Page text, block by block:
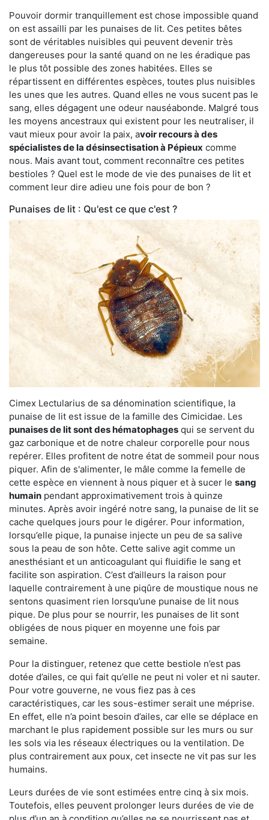
Pouvoir dormir tranquillement est chose impossible quand
on est assailli par les punaises de lit. Ces petites bêtes
sont de véritables nuisibles qui peuvent devenir très
dangereuses pour la santé quand on ne les éradique pas
le plus tôt possible des zones habitées. Elles se
répartissent en différentes espèces, toutes plus nuisibles
les unes que les autres. Quand elles ne vous sucent pas le
sang, elles dégagent une odeur nauséabonde. Malgré tous
les moyens ancestraux qui existent pour les neutraliser, il
vaut mieux pour avoir la paix, avoir recours à des
spécialistes de la désinsectisation à Pépieux comme
nous. Mais avant tout, comment reconnaître ces petites
bestioles ? Quel est le mode de vie des punaises de lit et
comment leur dire adieu une fois pour de bon ?
Punaises de lit : Qu'est ce que c'est ?
Cimex Lectularius de sa dénomination scientifique, la
punaise de lit est issue de la famille des Cimicidae. Les
punaises de lit sont des hématophages qui se servent du
gaz carbonique et de notre chaleur corporelle pour nous
repérer. Elles profitent de notre état de sommeil pour nous
piquer. Afin de s'alimenter, le mâle comme la femelle de
cette espèce en viennent à nous piquer et à sucer le sang
humain pendant approximativement trois à quinze
minutes. Après avoir ingéré notre sang, la punaise de lit se
cache quelques jours pour le digérer. Pour information,
lorsqu’elle pique, la punaise injecte un peu de sa salive
sous la peau de son hôte. Cette salive agit comme un
anesthésiant et un anticoagulant qui fluidifie le sang et
facilite son aspiration. C’est d’ailleurs la raison pour
laquelle contrairement à une piqûre de moustique nous ne
sentons quasiment rien lorsqu’une punaise de lit nous
pique. De plus pour se nourrir, les punaises de lit sont
obligées de nous piquer en moyenne une fois par
semaine.
Pour la distinguer, retenez que cette bestiole n’est pas
dotée d’ailes, ce qui fait qu’elle ne peut ni voler et ni sauter.
Pour votre gouverne, ne vous fiez pas à ces
caractéristiques, car les sous-estimer serait une méprise.
En effet, elle n’a point besoin d’ailes, car elle se déplace en
marchant le plus rapidement possible sur les murs ou sur
les sols via les réseaux électriques ou la ventilation. De
plus contrairement aux poux, cet insecte ne vit pas sur les
humains.
Leurs durées de vie sont estimées entre cinq à six mois.
Toutefois, elles peuvent prolonger leurs durées de vie de